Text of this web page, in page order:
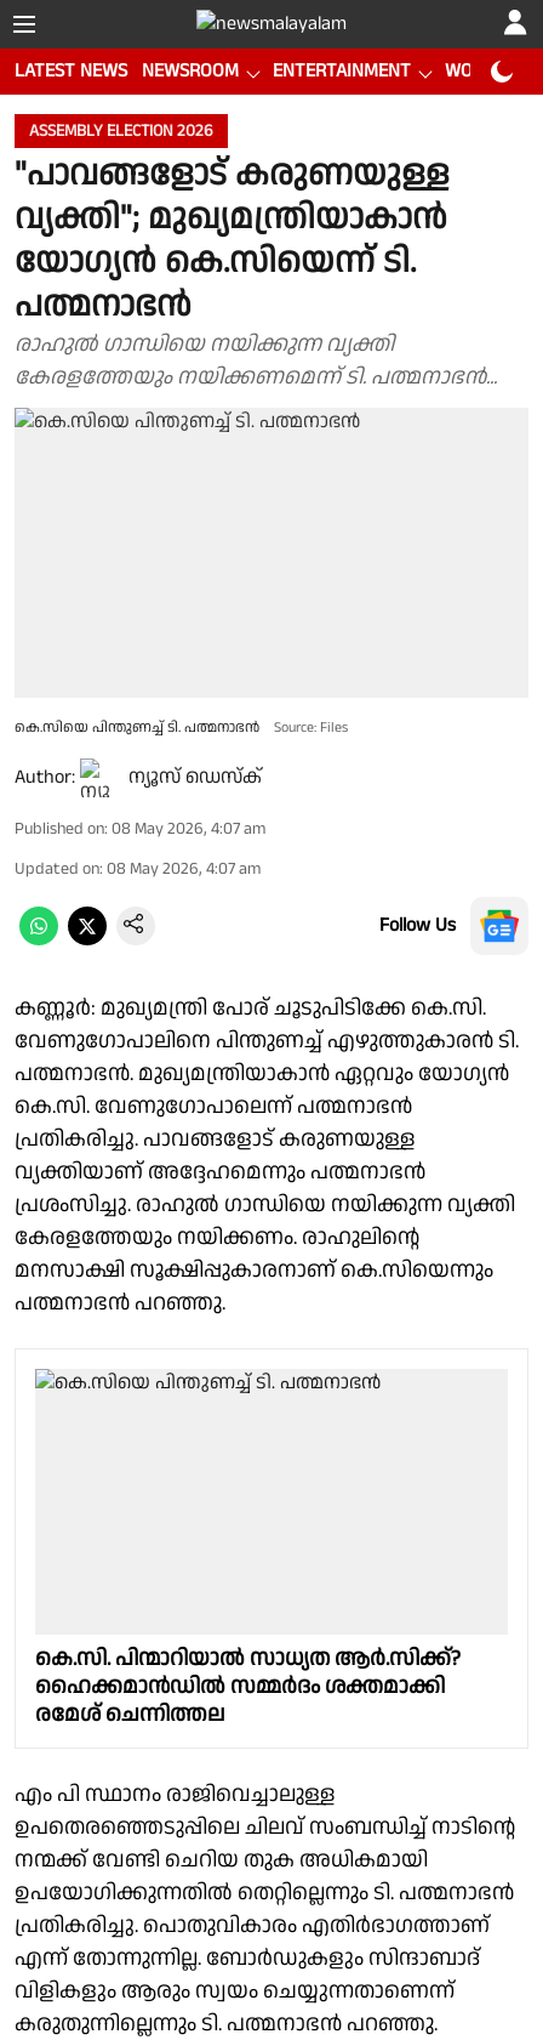
LATEST NEWS NEWSROOM ENTERTAINMENT WORLD CUP
ASSEMBLY ELECTION 2026
"പാവങ്ങളോട് കരുണയുള്ള
വ്യക്തി"; മുഖ്യമന്ത്രിയാകാൻ
യോഗ്യൻ കെ.സിയെന്ന് ടി.
പത്മനാഭൻ
രാഹുൽ ഗാന്ധിയെ നയിക്കുന്ന വ്യക്തി
കേരളത്തേയും നയിക്കണമെന്ന് ടി. പത്മനാഭൻ...
കെ.സിയെ പിന്തുണച്ച് ടി. പത്മനാഭൻ Source: Files
Author: ന്യൂസ് ഡെസ്ക്
Published on: 08 May 2026, 4:07 am
Updated on: 08 May 2026, 4:07 am
Follow Us
കണ്ണൂ‍ർ: മുഖ്യമന്ത്രി പോര് ചൂടുപിടിക്കേ കെ.സി.
വേണുഗോപാലിനെ പിന്തുണച്ച് എഴുത്തുകാരൻ ടി.
പത്മനാഭൻ. മുഖ്യമന്ത്രിയാകാൻ ഏറ്റവും യോഗ്യൻ
കെ.സി. വേണുഗോപാലെന്ന് പത്മനാഭൻ
പ്രതികരിച്ചു. പാവങ്ങളോട് കരുണയുള്ള
വ്യക്തിയാണ് അദ്ദേഹമെന്നും പത്മനാഭൻ
പ്രശംസിച്ചു. രാഹുൽ ഗാന്ധിയെ നയിക്കുന്ന വ്യക്തി
കേരളത്തേയും നയിക്കണം. രാഹുലിന്റെ
മനസാക്ഷി സൂക്ഷിപ്പുകാരനാണ് കെ.സിയെന്നും
പത്മനാഭൻ പറഞ്ഞു.
കെ.സി. പിന്മാറിയാല്‍ സാധ്യത ആര്‍.സിക്ക്?
ഹൈക്കമാന്‍ഡില്‍ സമ്മര്‍ദം ശക്തമാക്കി
രമേശ് ചെന്നിത്തല
എം പി സ്ഥാനം രാജിവെച്ചാലുള്ള
ഉപതെരഞ്ഞെടുപ്പിലെ ചിലവ് സംബന്ധിച്ച് നാടിന്റെ
നന്മക്ക് വേണ്ടി ചെറിയ തുക അധികമായി
ഉപയോഗിക്കുന്നതിൽ തെറ്റില്ലെന്നും ടി. പത്മനാഭൻ
പ്രതികരിച്ചു. പൊതുവികാരം എതിർഭാഗത്താണ്
എന്ന് തോന്നുന്നില്ല. ബോർഡുകളും സിന്ദാബാദ്
വിളികളും ആരും സ്വയം ചെയ്യുന്നതാണെന്ന്
കരുതുന്നില്ലെന്നും ടി. പത്മനാഭൻ പറഞ്ഞു.